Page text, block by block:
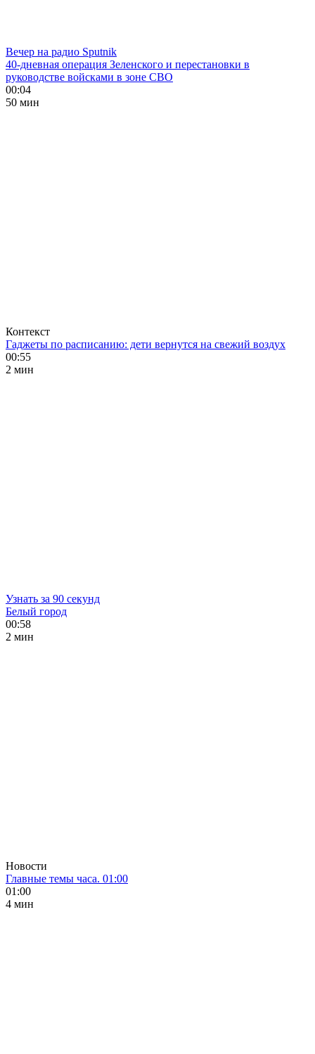
Вечер на радио Sputnik
40-дневная операция Зеленского и перестановки в
руководстве войсками в зоне СВО
00:04
50 мин
Контекст
Гаджеты по расписанию: дети вернутся на свежий воздух
00:55
2 мин
Узнать за 90 секунд
Белый город
00:58
2 мин
Новости
Главные темы часа. 01:00
01:00
4 мин